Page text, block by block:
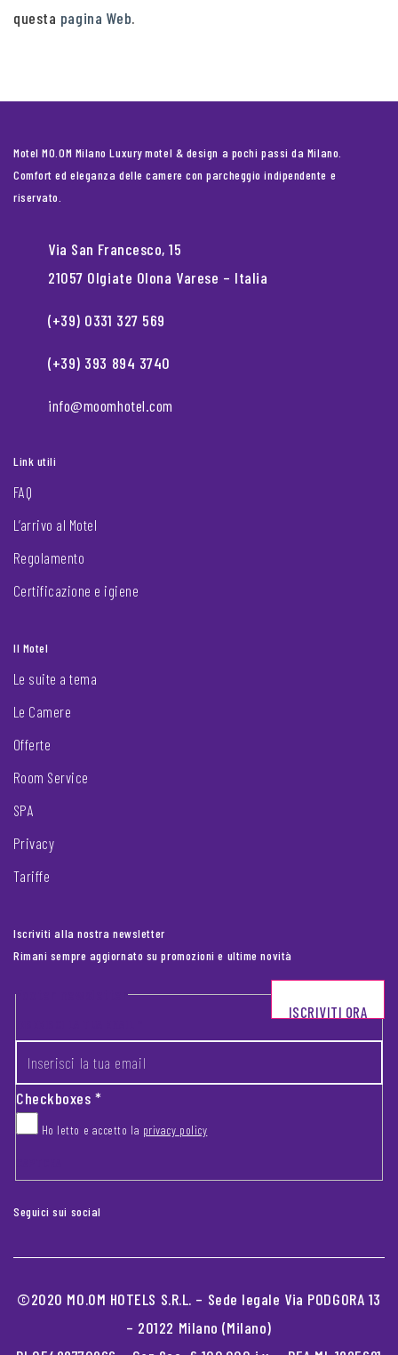
questa pagina Web.
Motel MO.OM Milano Luxury motel & design a pochi passi da Milano.
Comfort ed eleganza delle camere con parcheggio indipendente e
riservato.
Via San Francesco, 15
21057 Olgiate Olona Varese – Italia
(+39) 0331 327 569
(+39) 393 894 3740
info@moomhotel.com
Link utili
FAQ
L’arrivo al Motel
Regolamento
Certificazione e igiene
Il Motel
Le suite a tema
Le Camere
Offerte
Room Service
SPA
Privacy
Tariffe
Iscriviti alla nostra newsletter
Rimani sempre aggiornato su promozioni e ultime novità
Footer newsletter
Checkboxes*
Ho letto e accetto la privacy policy
ISCRIVITI ORA
Seguici sui social
©2020 MO.OM HOTELS S.R.L. – Sede legale Via PODGORA 13
– 20122 Milano (Milano)